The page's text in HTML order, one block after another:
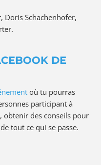
Doris Schachenhofer,
DE
où tu pourras
participant à
obtenir des conseils pour
tout ce qui se passe.